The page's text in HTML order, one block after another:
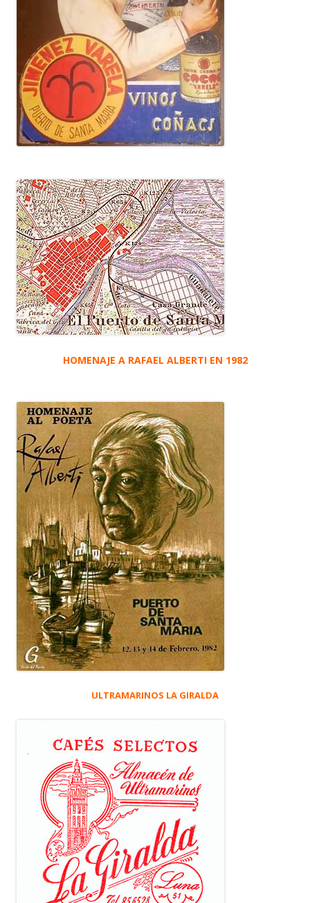
HOMENAJE A RAFAEL ALBERTI EN 1982
ULTRAMARINOS LA GIRALDA